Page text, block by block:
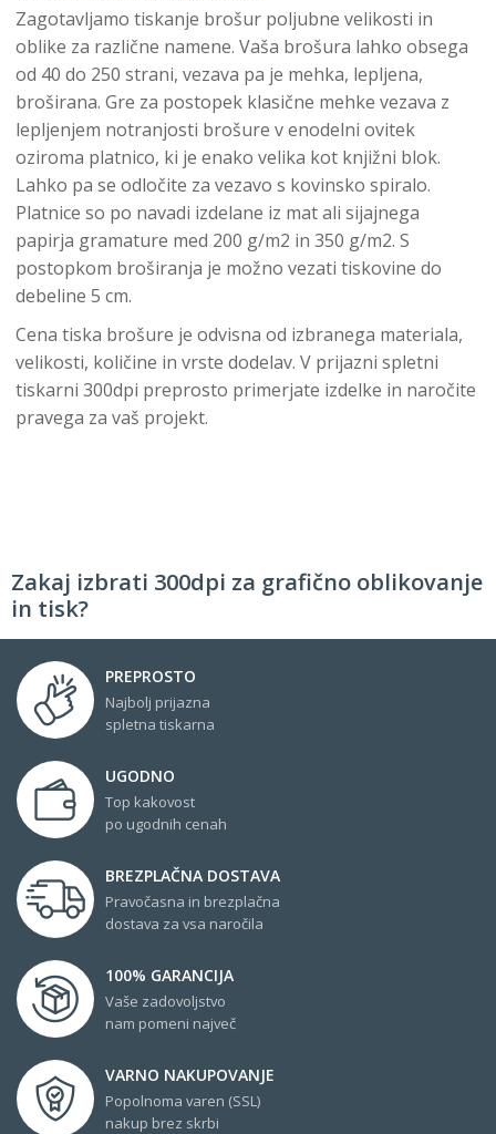
Zagotavljamo tiskanje brošur poljubne velikosti in
oblike za različne namene. Vaša brošura lahko obsega
od 40 do 250 strani, vezava pa je mehka, lepljena,
broširana. Gre za postopek klasične mehke vezava z
lepljenjem notranjosti brošure v enodelni ovitek
oziroma platnico, ki je enako velika kot knjižni blok.
Lahko pa se odločite za vezavo s kovinsko spiralo.
Platnice so po navadi izdelane iz mat ali sijajnega
papirja gramature med 200 g/m2 in 350 g/m2. S
postopkom broširanja je možno vezati tiskovine do
debeline 5 cm.
Cena tiska brošure je odvisna od izbranega materiala,
velikosti, količine in vrste dodelav. V prijazni spletni
tiskarni 300dpi preprosto primerjate izdelke in naročite
pravega za vaš projekt.
Zakaj izbrati 300dpi za grafično oblikovanje
in tisk?
PREPROSTO
Najbolj prijazna
spletna tiskarna
UGODNO
Top kakovost
po ugodnih cenah
BREZPLAČNA DOSTAVA
Pravočasna in brezplačna
dostava za vsa naročila
100% GARANCIJA
Vaše zadovoljstvo
nam pomeni največ
VARNO NAKUPOVANJE
Popolnoma varen (SSL)
nakup brez skrbi